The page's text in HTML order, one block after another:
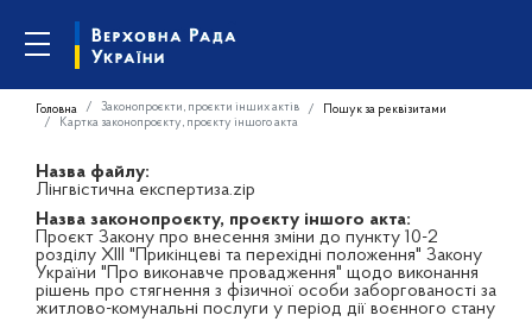
Головна Законопроєкти, проєкти інших актів
Пошук за реквізитами
Картка законопроєкту, проєкту іншого акта
Назва файлу:
Лінгвістична експертиза.zip
Назва законопроєкту, проєкту іншого акта:
Проєкт Закону про внесення зміни до пункту 10-2
розділу ХІІІ "Прикінцеві та перехідні положення" Закону
України "Про виконавче провадження" щодо виконання
рішень про стягнення з фізичної особи заборгованості за
житлово-комунальні послуги у період дії воєнного стану